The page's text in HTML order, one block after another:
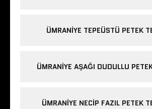
ÜMRANIYE TEPEÜSTÜ PETEK
ÜMRANIYE AŞAĞI DUDULLU
ÜMRANIYE NECIP FAZIL PETEK